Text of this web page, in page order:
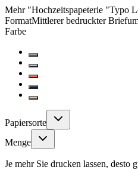
Mehr"Hochzeitspapeterie "Typo
FormatMittlerer bedruckter
Farbe
Papiersorte
Menge
Je mehr Sie drucken lassen, desto